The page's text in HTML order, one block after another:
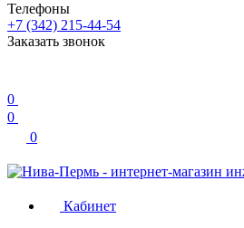
Телефоны
+7 (342) 215-44-54
Заказать звонок
0
0
0
Кабинет